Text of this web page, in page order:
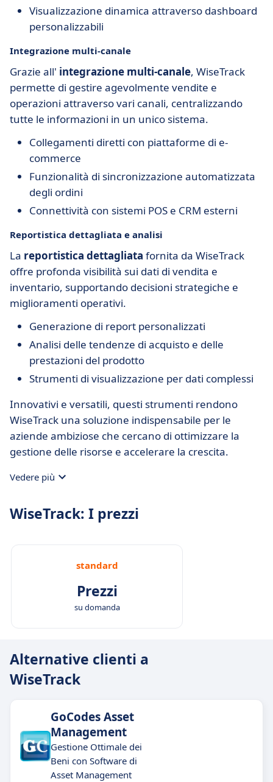
Visualizzazione dinamica attraverso dashboard
personalizzabili
Integrazione multi-canale
Grazie all' integrazione multi-canale, WiseTrack
permette di gestire agevolmente vendite e
operazioni attraverso vari canali, centralizzando
tutte le informazioni in un unico sistema.
Collegamenti diretti con piattaforme di e-
commerce
Funzionalità di sincronizzazione automatizzata
degli ordini
Connettività con sistemi POS e CRM esterni
Reportistica dettagliata e analisi
La reportistica dettagliata fornita da WiseTrack
offre profonda visibilità sui dati di vendita e
inventario, supportando decisioni strategiche e
miglioramenti operativi.
Generazione di report personalizzati
Analisi delle tendenze di acquisto e delle
prestazioni del prodotto
Strumenti di visualizzazione per dati complessi
Innovativi e versatili, questi strumenti rendono
WiseTrack una soluzione indispensabile per le
aziende ambiziose che cercano di ottimizzare la
gestione delle risorse e accelerare la crescita.
Vedere più
WiseTrack: I prezzi
standard
Prezzi
su domanda
Alternative clienti a
WiseTrack
GoCodes Asset
Management
Gestione Ottimale dei
Beni con Software di
Asset Management